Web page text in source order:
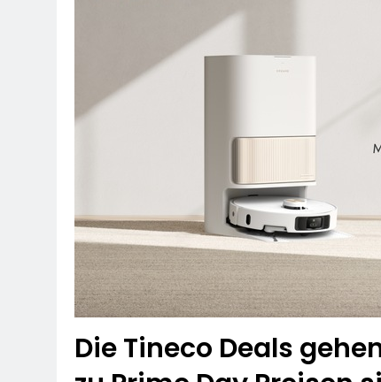
POL-OF:
POL-
4. August 2026
POL-
4. August 2026
HZA-F: -
4. August
POL-OF:
4. August
Die Tineco Deals